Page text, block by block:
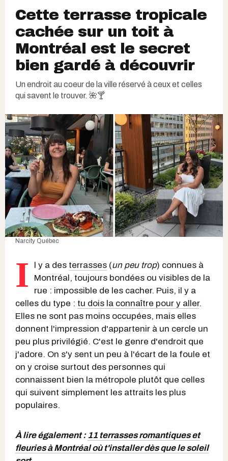
Cette terrasse tropicale
cachée sur un toit à
Montréal est le secret
bien gardé à découvrir
Un endroit au coeur de la ville réservé à ceux et celles
qui savent le trouver. 🌺🍸
Narcity Québec
I l y a des terrasses (un peu trop) connues à
Montréal, toujours bondées ou visibles de la
rue : impossible de les cacher. Puis, il y a
celles du type : tu dois la connaître pour y aller.
Elles ne sont pas moins occupées, mais elles
donnent l'impression d'appartenir à un cercle un
peu plus privilégié. C'est le genre d'endroit que
j'adore. On s'y sent un peu à l'écart de la foule et
on y croise surtout des personnes qui
connaissent bien la métropole plutôt que celles
qui suivent simplement les attraits les plus
populaires.
À lire également : 11 terrasses romantiques et
fleuries à Montréal où t'installer dès que le soleil